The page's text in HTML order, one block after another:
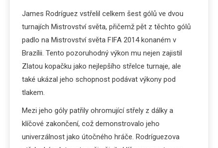
James Rodríguez vstřelil celkem šest gólů ve dvou
turnajích Mistrovství světa, přičemž pět z těchto gólů
padlo na Mistrovství světa FIFA 2014 konaném v
Brazílii. Tento pozoruhodný výkon mu nejen zajistil
Zlatou kopačku jako nejlepšího střelce turnaje, ale
také ukázal jeho schopnost podávat výkony pod
tlakem.
Mezi jeho góly patřily ohromující střely z dálky a
klíčové zakončení, což demonstrovalo jeho
univerzálnost jako útočného hráče. Rodríguezova